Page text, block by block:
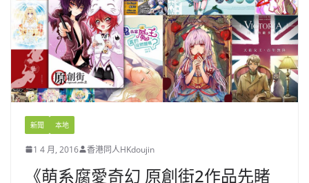
新聞 本地
1 4 月, 2016 香港同人HKdoujin
《萌系腐愛奇幻 原創街2作品先睹